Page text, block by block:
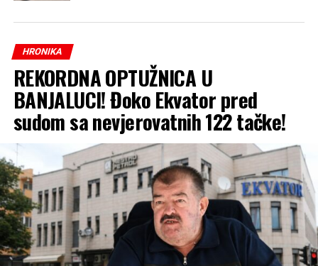
HRONIKA
REKORDNA OPTUŽNICA U
BANJALUCI! Đoko Ekvator pred
sudom sa nevjerovatnih 122 tačke!